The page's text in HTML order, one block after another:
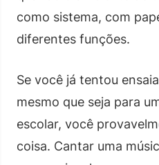
como sistema, com
diferentes funções.
Se você já tentou
mesmo que seja para
escolar, você
coisa. Cantar uma